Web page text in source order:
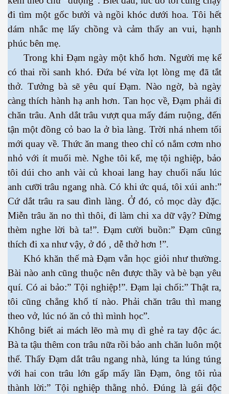
đi tìm một gốc bưởi và ngồi khóc dưới hoa. Tôi hết
dám nhắc mẹ lấy chồng và cảm thấy an vui, hạnh
phúc bên mẹ.
Trong khi Đạm ngày một khổ hơn. Người mẹ kế
có thai rồi sanh khó. Đứa bé vừa lọt lòng mẹ đã tắt
thở. Tưởng bà sẽ yêu quí Đạm. Nào ngờ, bà ngày
càng thích hành hạ anh hơn. Tan học về, Đạm phải đi
chăn trâu. Anh dắt trâu vượt qua mấy đám ruộng, đến
tận một đồng cỏ bao la ở bìa làng. Trời nhá nhem tối
mới quay về. Thức ăn mang theo chỉ có nắm cơm nho
nhỏ với ít muối mè. Nghe tôi kể, mẹ tội nghiệp, bảo
tôi dúi cho anh vài củ khoai lang hay chuối nấu lúc
anh cưỡi trâu ngang nhà. Có khi ức quá, tôi xúi anh:”
Cứ dắt trâu ra sau đình làng. Ở đó, cỏ mọc dày đặc.
Miễn trâu ăn no thì thôi, đi làm chi xa dữ vậy? Đừng
thèm nghe lời bà ta!”. Đạm cười buồn:” Đạm cũng
thích đi xa như vậy, ở đó , dễ thở hơn !”.
Khó khăn thế mà Đạm vẫn học giỏi như thường.
Bài nào anh cũng thuộc nên được thầy và bè bạn yêu
quí. Có ai bảo:” Tội nghiệp!”. Đạm lại chối:” Thật ra,
tôi cũng chẳng khổ tí nào. Phải chăn trâu thì mang
theo vở, lúc nó ăn cỏ thì mình học”.
Không biết ai mách lẽo mà mụ dì ghẻ ra tay độc ác.
Bà ta tậu thêm con trâu nữa rồi bảo anh chăn luôn một
thể. Thấy Đạm dắt trâu ngang nhà, lúng ta lúng túng
với hai con trâu lớn gấp mấy lần Đạm, ông tôi rủa
thành lời:” Tội nghiệp thằng nhỏ. Đúng là gái độc
Hạng